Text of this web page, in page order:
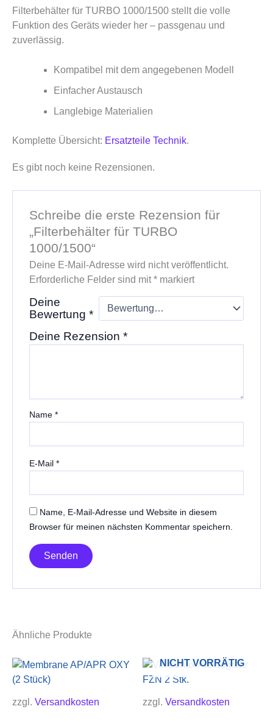
Filterbehälter für TURBO 1000/1500 stellt die volle
Funktion des Geräts wieder her – passgenau und
zuverlässig.
Kompatibel mit dem angegebenen Modell
Einfacher Austausch
Langlebige Materialien
Komplette Übersicht: Ersatzteile Technik.
Es gibt noch keine Rezensionen.
Schreibe die erste Rezension für
„Filterbehälter für TURBO
1000/1500“
Deine E-Mail-Adresse wird nicht veröffentlicht.
Erforderliche Felder sind mit*markiert
Deine
Bewertung *
Deine Rezension *
Name *
E-Mail *
Name, E-Mail-Adresse und Website in diesem
Browser für meinen nächsten Kommentar speichern.
Ähnliche Produkte
zzgl. Versandkosten
NICHT VORRÄTIG
zzgl. Versandkosten